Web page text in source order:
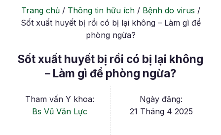
Trang chủ/ Thông tin hữu ích/ Bệnh do virus /
Sốt xuất huyết bị rồi có bị lại không – Làm gì để
phòng ngừa?
Sốt xuất huyết bị rồi có bị lại không
– Làm gì để phòng ngừa?
Tham vấn Y khoa:
Bs Vũ Văn Lực
Ngày đăng:
21 Tháng 4 2025